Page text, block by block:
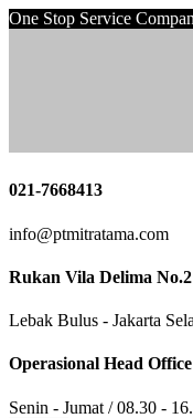
One Stop Service
021-7668413
info@ptmitratama.com
Rukan Vila Delima No.2
Lebak Bulus - Jakarta
Operasional Head Office
Senin - Jumat / 08.30 -